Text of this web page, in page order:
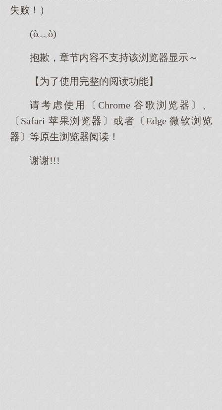
失败！）
(ò﹏ò)
抱歉，章节内容不支持该浏览器显示～
【为了使用完整的阅读功能】
请考虑使用〔Chrome 谷歌浏览器〕、
〔Safari 苹果浏览器〕或者〔Edge 微软浏览
器〕等原生浏览器阅读！
谢谢!!!